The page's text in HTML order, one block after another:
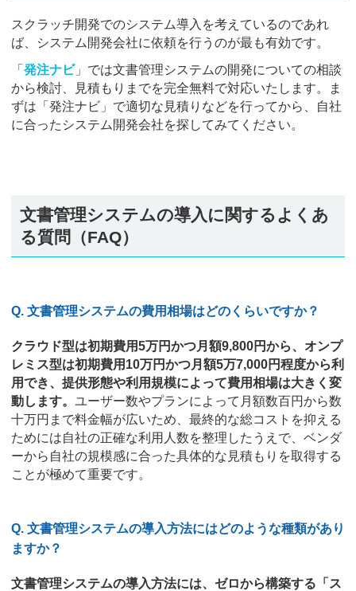
スクラッチ開発でのシステム導入を考えているのであれ
ば、システム開発会社に依頼を行うのが最も有効です。
「 発注ナビ」では文書管理システムの開発についての相談
から検討、見積もりまでを完全無料で対応いたします。ま
ずは「発注ナビ」で適切な見積りなどを行ってから、自社
に合ったシステム開発会社を探してみてください。
文書管理システムの導入に関するよくあ
る質問（FAQ）
Q. 文書管理システムの費用相場はどのくらいですか？
クラウド型は初期費用5万円かつ月額9,800円から、オンプ
レミス型は初期費用10万円かつ月額5万7,000円程度から利
用でき、提供形態や利用規模によって費用相場は大きく変
動します。 ユーザー数やプランによって月額数百円から数
十万円まで料金幅が広いため、最終的な総コストを抑える
ためには自社の正確な利用人数を整理したうえで、ベンダ
ーから自社の規模感に合った具体的な見積もりを取得する
ことが極めて重要です。
Q. 文書管理システムの導入方法にはどのような種類があり
ますか？
文書管理システムの導入方法には、ゼロから構築する「ス